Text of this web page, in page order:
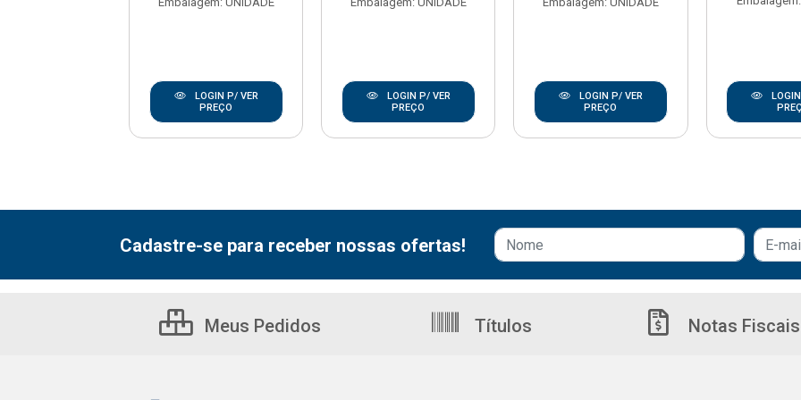
LOGIN P/ VER
PREÇO
LOGIN P/ VER
PREÇO
LOGIN P/ VER
PREÇO
Cadastre-se para receber nossas ofertas!
Meus Pedidos Títulos Notas Fiscais